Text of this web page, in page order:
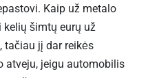
Kaip už metalo
šimtų eurų už
tačiau jį dar reikės
atveju, jeigu automobilis